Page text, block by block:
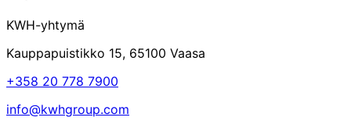
sivu
LinkedIn-
KWH-yhtymä
Kauppapuistikko 15, 65100 Vaasa
+358 20 778 7900
info@kwhgroup.com